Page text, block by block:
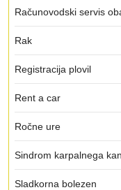
Računovodski servis
Rak
Registracija plovil
Rent a car
Ročne ure
Sindrom karpalnega
Sladkorna bolezen